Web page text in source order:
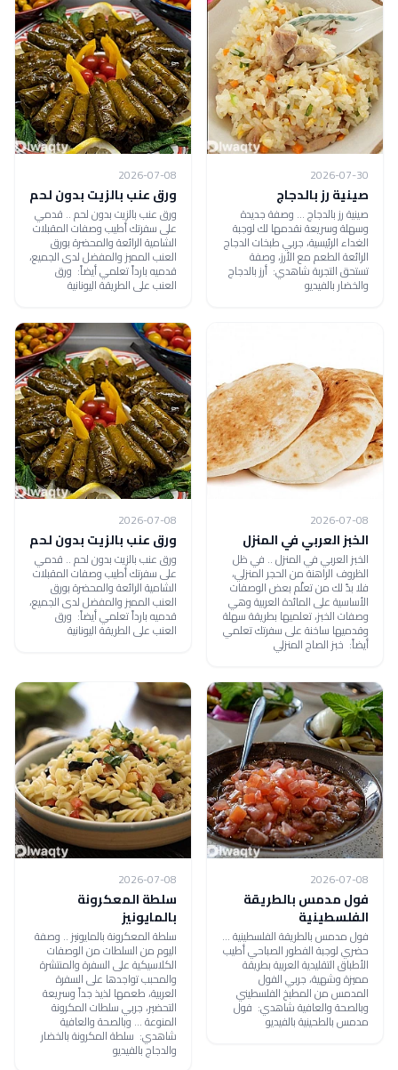
2026-07-30
صينية رز بالدجاج
صينية رز بالدجاج ... وصفة جديدة
وسهلة وسريعة نقدمها لك لوجبة
الغداء الرئيسية، جربي طبخات الدجاج
الرائعة الطعم مع الأرز، وصفة
تستحق التجربة شاهدي: أرز بالدجاج
والخضار بالفيديو
2026-07-08
ورق عنب بالزيت بدون لحم
ورق عنب بالزيت بدون لحم .. قدمي
على سفرتك أطيب وصفات المقبلات
الشامية الرائعة والمحضرة بورق
العنب المميز والمفضل لدى الجميع،
قدميه بارداً تعلمي أيضاً: ورق
العنب على الطريقة اليونانية
2026-07-08
الخبز العربي في المنزل
الخبز العربي في المنزل .. في ظل
الظروف الراهنة من الحجر المنزلي،
فلا بدّ لك من تعلّم بعض الوصفات
الأساسية على المائدة العربية وهي
وصفات الخبز، تعلميها بطريقة سهلة
وقدميها ساخنة على سفرتك تعلمي
أيضاً: خبز الصاج المنزلي
2026-07-08
ورق عنب بالزيت بدون لحم
ورق عنب بالزيت بدون لحم .. قدمي
على سفرتك أطيب وصفات المقبلات
الشامية الرائعة والمحضرة بورق
العنب المميز والمفضل لدى الجميع،
قدميه بارداً تعلمي أيضاً: ورق
العنب على الطريقة اليونانية
2026-07-08
فول مدمس بالطريقة
الفلسطينية
فول مدمس بالطريقة الفلسطينية ...
حضري لوجبة الفطور الصباحي أطيب
الأطباق التقليدية العربية بطريقة
مميزة وشهية، جربي الفول
المدمس من المطبخ الفلسطيني
وبالصحة والعافية شاهدي: فول
مدمس بالطحينية بالفيديو
2026-07-08
سلطة المعكرونة
بالمايونيز
سلطة المعكرونة بالمايونيز .. وصفة
اليوم من السلطات من الوصفات
الكلاسيكية على السفرة والمنتشرة
والمحبب تواجدها على السفرة
العربية، طعمها لذيذ جداً وسريعة
التحضير، جربي سلطات المكرونة
المنوعة ... وبالصحة والعافية
شاهدي: سلطة المكرونة بالخضار
والدجاج بالفيديو